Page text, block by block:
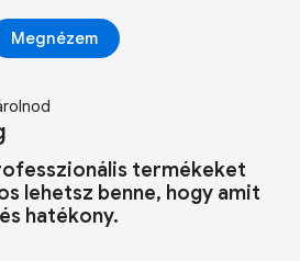
Megnézem
termékeket
lehetsz benne, hogy amit
hatékony.